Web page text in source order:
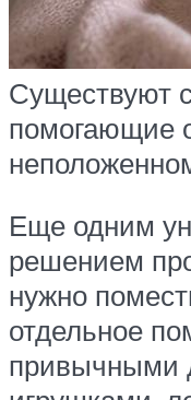
Существуют
помогающие
Еще одним
решением
нужно
отдельное
привычными